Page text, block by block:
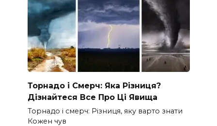
Торнадо і Смерч: Яка Різниця?
Дізнайтеся Все Про Ці Явища
Торнадо і смерч: Різниця, яку варто знати
Кожен чув